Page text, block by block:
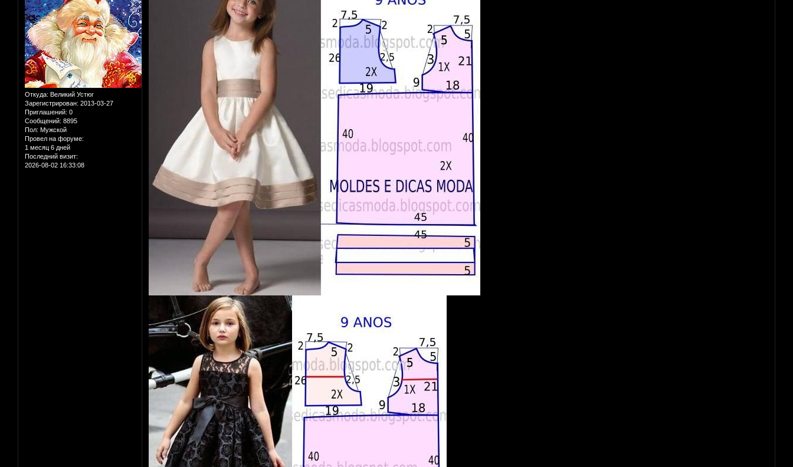
Откуда: Великий Устюг
Зарегистрирован: 2013-03-27
Приглашений: 0
Сообщений: 8895
Пол: Мужской
Провел на форуме:
1 месяц 6 дней
Последний визит:
2026-08-02 16:33:08